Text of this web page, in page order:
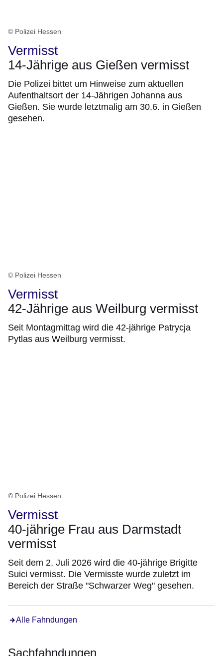
© Polizei Hessen
Vermisst
14-Jährige aus Gießen vermisst
Die Polizei bittet um Hinweise zum aktuellen
Aufenthaltsort der 14-Jährigen Johanna aus
Gießen. Sie wurde letztmalig am 30.6. in Gießen
gesehen.
© Polizei Hessen
Vermisst
42-Jährige aus Weilburg vermisst
Seit Montagmittag wird die 42-jährige Patrycja
Pytlas aus Weilburg vermisst.
© Polizei Hessen
Vermisst
40-jährige Frau aus Darmstadt
vermisst
Seit dem 2. Juli 2026 wird die 40-jährige Brigitte
Suici vermisst. Die Vermisste wurde zuletzt im
Bereich der Straße "Schwarzer Weg" gesehen.
Alle Fahndungen
Sachfahndungen